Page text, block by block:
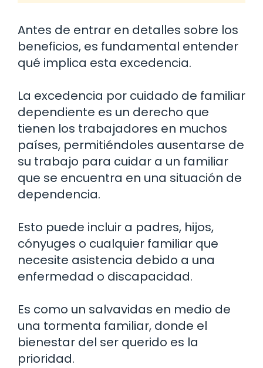
Antes de entrar en detalles sobre los
beneficios, es fundamental entender
qué implica esta excedencia.
La excedencia por cuidado de familiar
dependiente es un derecho que
tienen los trabajadores en muchos
países, permitiéndoles ausentarse de
su trabajo para cuidar a un familiar
que se encuentra en una situación de
dependencia.
Esto puede incluir a padres, hijos,
cónyuges o cualquier familiar que
necesite asistencia debido a una
enfermedad o discapacidad.
Es como un salvavidas en medio de
una tormenta familiar, donde el
bienestar del ser querido es la
prioridad.